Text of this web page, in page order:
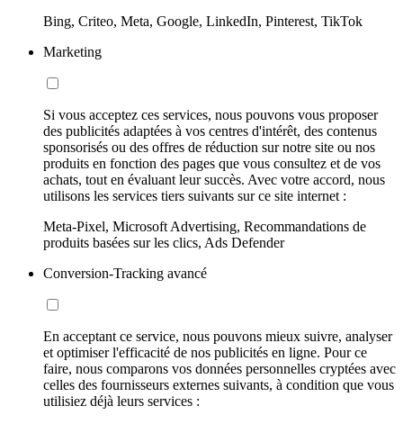
Bing, Criteo, Meta, Google, LinkedIn, Pinterest, TikTok
Marketing
Si vous acceptez ces services, nous pouvons vous proposer
des publicités adaptées à vos centres d'intérêt, des contenus
sponsorisés ou des offres de réduction sur notre site ou nos
produits en fonction des pages que vous consultez et de vos
achats, tout en évaluant leur succès. Avec votre accord, nous
utilisons les services tiers suivants sur ce site internet :
Meta-Pixel, Microsoft Advertising, Recommandations de
produits basées sur les clics, Ads Defender
Conversion-Tracking avancé
En acceptant ce service, nous pouvons mieux suivre, analyser
et optimiser l'efficacité de nos publicités en ligne. Pour ce
faire, nous comparons vos données personnelles cryptées avec
celles des fournisseurs externes suivants, à condition que vous
utilisiez déjà leurs services :